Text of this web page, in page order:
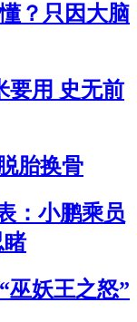
？只因大脑
要用 史无前
胎换骨
：小鹏乘员
睹
巫妖王之怒”